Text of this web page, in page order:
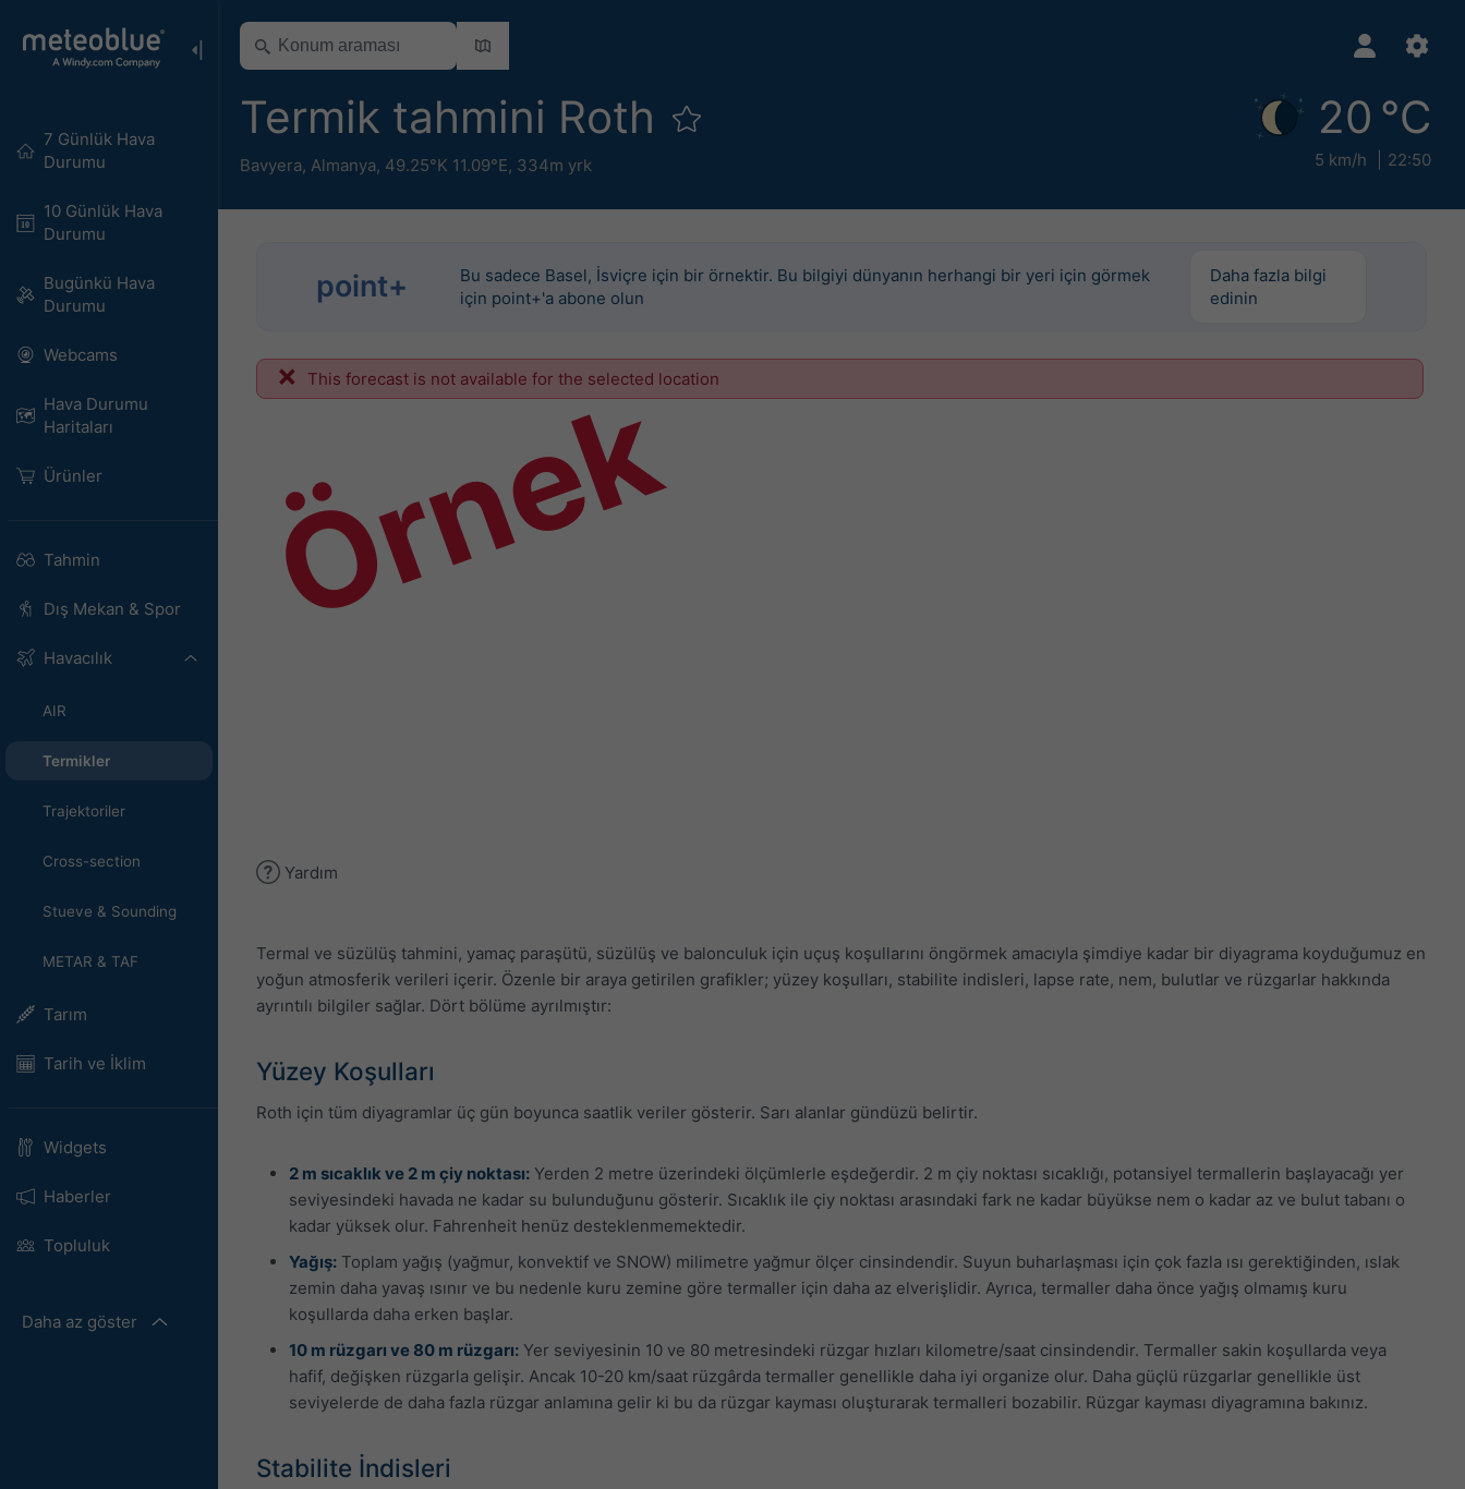
7 Günlük Hava
Durumu
10 Günlük Hava
Durumu
Bugünkü Hava
Durumu
Webcams
Hava Durumu
Haritaları​
Ürünler
Tahmin
Dış Mekan & Spor
Havacılık
AIR
Termikler
Trajektoriler
Cross-section
Stueve & Sounding
METAR & TAF
Tarım
Tarih ve İklim
Widgets
Haberler
Topluluk
Daha az göster
Termik tahmini Roth
Bavyera, Almanya, 49.25°K 11.09°E, 334m yrk
20 °C
5 km/h 22:50
point+
Bu sadece Basel, İsviçre için bir örnektir. Bu bilgiyi dünyanın herhangi bir yeri için görmek
için point+'a abone olun
Daha fazla bilgi
edinin
This forecast is not available for the selected location
Örnek
Yardım
Termal ve süzülüş tahmini, yamaç paraşütü, süzülüş ve balonculuk için uçuş koşullarını öngörmek amacıyla şimdiye kadar bir diyagrama koyduğumuz en
yoğun atmosferik verileri içerir. Özenle bir araya getirilen grafikler; yüzey koşulları, stabilite indisleri, lapse rate, nem, bulutlar ve rüzgarlar hakkında
ayrıntılı bilgiler sağlar. Dört bölüme ayrılmıştır:
Yüzey Koşulları
Roth için tüm diyagramlar üç gün boyunca saatlik veriler gösterir. Sarı alanlar gündüzü belirtir.
2 m sıcaklık ve 2 m çiy noktası: Yerden 2 metre üzerindeki ölçümlerle eşdeğerdir. 2 m çiy noktası sıcaklığı, potansiyel termallerin başlayacağı yer
seviyesindeki havada ne kadar su bulunduğunu gösterir. Sıcaklık ile çiy noktası arasındaki fark ne kadar büyükse nem o kadar az ve bulut tabanı o
kadar yüksek olur. Fahrenheit henüz desteklenmemektedir.
Yağış: Toplam yağış (yağmur, konvektif ve SNOW) milimetre yağmur ölçer cinsindendir. Suyun buharlaşması için çok fazla ısı gerektiğinden, ıslak
zemin daha yavaş ısınır ve bu nedenle kuru zemine göre termaller için daha az elverişlidir. Ayrıca, termaller daha önce yağış olmamış kuru
koşullarda daha erken başlar.
10 m rüzgarı ve 80 m rüzgarı: Yer seviyesinin 10 ve 80 metresindeki rüzgar hızları kilometre/saat cinsindendir. Termaller sakin koşullarda veya
hafif, değişken rüzgarla gelişir. Ancak 10-20 km/saat rüzgârda termaller genellikle daha iyi organize olur. Daha güçlü rüzgarlar genellikle üst
seviyelerde de daha fazla rüzgar anlamına gelir ki bu da rüzgar kayması oluşturarak termalleri bozabilir. Rüzgar kayması diyagramına bakınız.
Stabilite İndisleri